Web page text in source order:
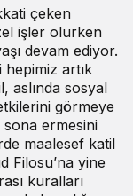
çeken
işler olurken
devam ediyor.
hepimiz artık
aslında sosyal
görmeye
sona ermesini
maalesef katil
Filosu’na yine
kuralları